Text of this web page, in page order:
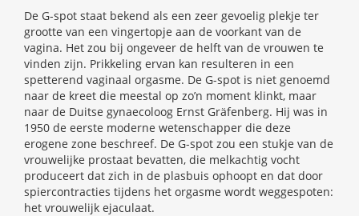
De G-spot staat bekend als een zeer gevoelig plekje ter
grootte van een vingertopje aan de voorkant van de
vagina. Het zou bij ongeveer de helft van de vrouwen te
vinden zijn. Prikkeling ervan kan resulteren in een
spetterend vaginaal orgasme. De G-spot is niet genoemd
naar de kreet die meestal op zo’n moment klinkt, maar
naar de Duitse gynaecoloog Ernst Gräfenberg. Hij was in
1950 de eerste moderne wetenschapper die deze
erogene zone beschreef. De G-spot zou een stukje van de
vrouwelijke prostaat bevatten, die melkachtig vocht
produceert dat zich in de plasbuis ophoopt en dat door
spiercontracties tijdens het orgasme wordt weggespoten:
het vrouwelijk ejaculaat.